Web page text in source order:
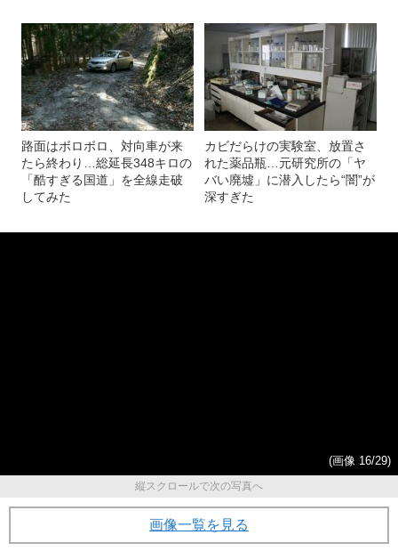
路面はボロボロ、対向車が来
たら終わり…総延長348キロの
「酷すぎる国道」を全線走破
してみた
カビだらけの実験室、放置さ
れた薬品瓶…元研究所の「ヤ
バい廃墟」に潜入したら“闇”が
深すぎた